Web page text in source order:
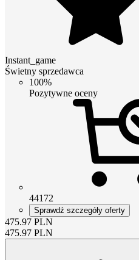
Instant_game
Świetny sprzedawca
100%
Pozytywne oceny
44172
Sprawdź szczegóły oferty
475.97 PLN
475.97 PLN